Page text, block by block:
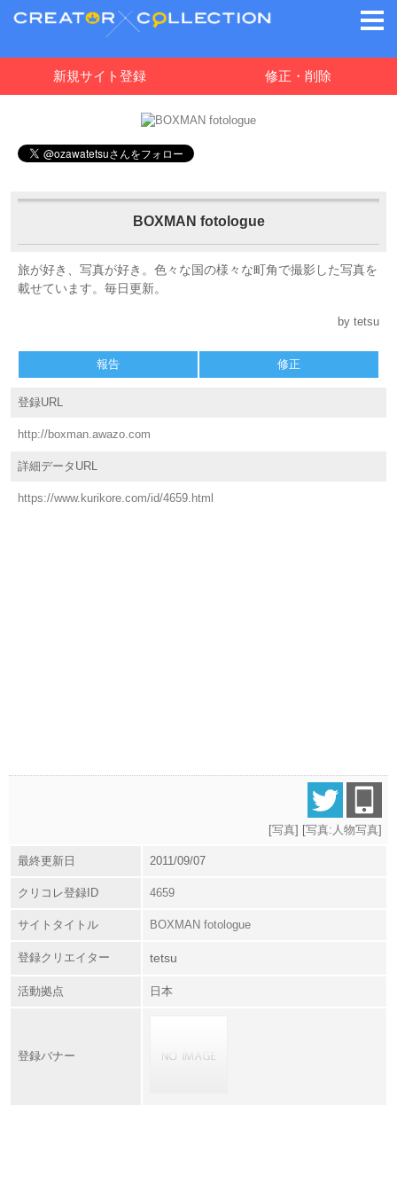
新規サイト登録 修正・削除
BOXMAN fotologue
旅が好き、写真が好き。色々な国の様々な町角で撮影した写真を
載せています。毎日更新。
by tetsu
報告 修正
登録URL
http://boxman.awazo.com
詳細データURL
https://www.kurikore.com/id/4659.html
[写真] [写真:人物写真]
最終更新日 2011/09/07
クリコレ登録ID 4659
サイトタイトル BOXMAN fotologue
登録クリエイター tetsu
活動拠点 日本
登録バナー